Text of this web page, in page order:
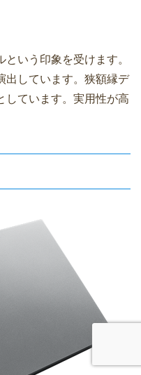
いう印象を受けます。
出しています。狭額縁デ
しています。実用性が高